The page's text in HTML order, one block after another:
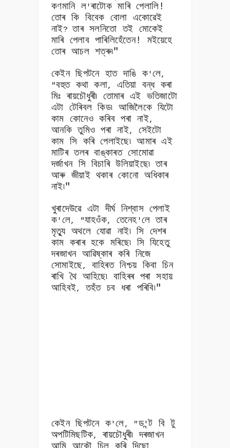
কণমানি ল'ৰাটোক মাৰি পেলালি!
তোৰ কি বিবেক বোলা একোৱেই
নাই?তাৰ সলনিতো তই মোকেই
মাৰি পেলাব পাৰিলিহেঁতেন! মইয়েহে
তোৰ আচল শত্ৰু৷"
কেইন ছিপটনে হাত দাঙি ক'লে,
"বহুত কথা কলা, এতিয়া বন্ধ কৰা
মিঃ ৰায়চৌধুৰী৷ তোমাৰ এই ভতিজাটো
এটা টেৰিবল কিড৷ আজিলৈকে যিটো
কাম কোনেও কৰিব পৰা নাই,
আনকি তুমিও পৰা নাই, সেইটো
কাম সি কৰি পেলাইছে৷ আমাৰ এই
মাটিৰ তলৰ বাঙ্কাৰত সোমোৱা
দৰ্জাখন সি বিচাৰি উলিয়াইছে৷ তাৰ
আৰু জীয়াই থকাৰ কোনো অধিকাৰ
নাই৷"
খুৰাদেউৱে এটা দীৰ্ঘ নিশ্বাস পেলাই
ক' লে, "যাহওঁক, তেনেহ'লে তাৰ
মৃত্যু অথলে যোৱা নাই৷ সি দেশৰ
কাম কৰাৰ হকে মৰিছে৷ সি যিহেতু
দৰজাখন আৱিষ্কাৰ কৰি নিজে
সোমাইছে, বাহিৰত নিশ্চয় কিবা চিন
ৰাখি থৈ আহিছে৷ বাহিৰৰ পৰা সহায়
আহিবই,তহঁত চব ধৰা পৰিবি৷"
কেইন ছিপটনে ক'লে, "ড'ন্ট বি টু
অপটিমিছটিক,ৰায়চৌধুৰী৷ দৰজাখন